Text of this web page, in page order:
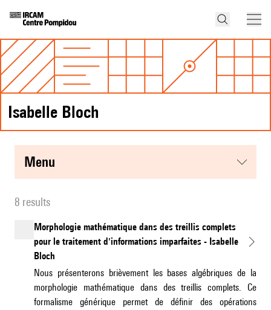
Isabelle Bloch
menu
8 results
Morphologie mathématique dans des treillis complets
pour le traitement d'informations imparfaites - Isabelle
Bloch
Nous présenterons brièvement les bases algébriques de la
morphologie mathématique dans des treillis complets. Ce
formalisme générique permet de définir des opérations